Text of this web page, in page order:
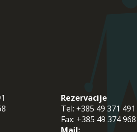
Rezervacije
Tel: +385 49 371 491
Fax: +385 49 374 968